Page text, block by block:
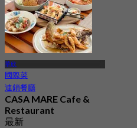
華欣
國際菜
連鎖餐廳
CASA MARE Cafe &
Restaurant
最新